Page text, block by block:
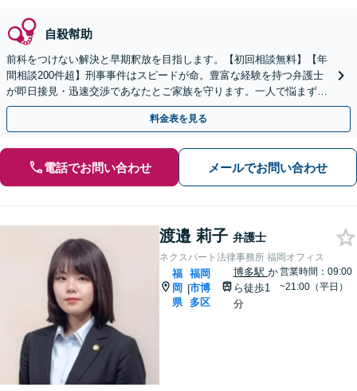
自殺幇助
前科をつけない解決と早期釈放を目指します。【初回相談無料】【年
間相談200件超】刑事事件はスピードが命。豊富な経験を持つ弁護士
が即日接見・迅速交渉であなたとご家族を守ります。一人で悩まず今
すぐご相談ください【英語対応可能】
料金表を見る
電話でお問い合わせ メールでお問い合わせ
渡邉 莉子 弁護士
ネクスパート法律事務所 福岡オフィス
福
岡
県
|
福岡
市博
多区
博多駅 か
ら徒歩1
分
営業時間：09:00
~21:00（平日）